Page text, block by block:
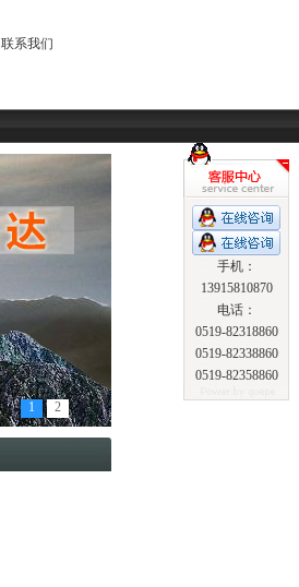
联系我们
1 2
手机：
13915810870
电话：
0519-82318860
0519-82338860
0519-82358860